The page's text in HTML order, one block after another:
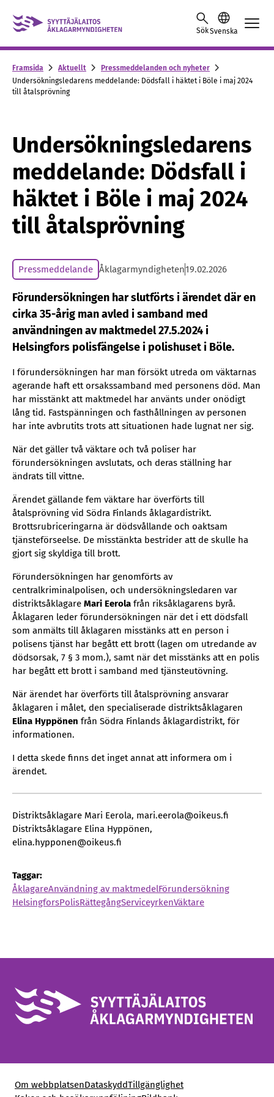
Skip to content -saavutettavuusohje
SökSvenska
Framsida Aktuellt
Pressmeddelanden och nyheter
Undersökningsledarens meddelande: Dödsfall i häktet i Böle i maj 2024
till åtalsprövning
Undersökningsledarens
meddelande: Dödsfall i
häktet i Böle i maj 2024
till åtalsprövning
Pressmeddelande Åklagarmyndigheten19.02.2026
Förundersökningen har slutförts i ärendet där en
cirka 35-årig man avled i samband med
användningen av maktmedel 27.5.2024 i
Helsingfors polisfängelse i polishuset i Böle.
I förundersökningen har man försökt utreda om väktarnas
agerande haft ett orsakssamband med personens död. Man
har misstänkt att maktmedel har använts under onödigt
lång tid. Fastspänningen och fasthållningen av personen
har inte avbrutits trots att situationen hade lugnat ner sig.
När det gäller två väktare och två poliser har
förundersökningen avslutats, och deras ställning har
ändrats till vittne.
Ärendet gällande fem väktare har överförts till
åtalsprövning vid Södra Finlands åklagardistrikt.
Brottsrubriceringarna är dödsvållande och oaktsam
tjänsteförseelse. De misstänkta bestrider att de skulle ha
gjort sig skyldiga till brott.
Förundersökningen har genomförts av
centralkriminalpolisen, och undersökningsledaren var
distriktsåklagare Mari Eerola från riksåklagarens byrå.
Åklagaren leder förundersökningen när det i ett dödsfall
som anmälts till åklagaren misstänks att en person i
polisens tjänst har begått ett brott (lagen om utredande av
dödsorsak, 7 § 3 mom.), samt när det misstänks att en polis
har begått ett brott i samband med tjänsteutövning.
När ärendet har överförts till åtalsprövning ansvarar
åklagaren i målet, den specialiserade distriktsåklagaren
Elina Hyppönen från Södra Finlands åklagardistrikt, för
informationen.
I detta skede finns det inget annat att informera om i
ärendet.
Distriktsåklagare Mari Eerola, mari.eerola@oikeus.fi
Distriktsåklagare Elina Hyppönen,
elina.hypponen@oikeus.fi
Taggar:
ÅklagareAnvändning av maktmedelFörundersökning
HelsingforsPolisRättegångServiceyrkenVäktare
Om webbplatsenDataskyddTillgänglighet